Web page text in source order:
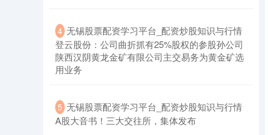
北证50
4 无锡股票配资学习平台_配资炒股知识与行情
登云股份：公司曲折抓有25%股权的参股孙公司
陕西汉阴黄龙金矿有限公司主交易务为黄金矿选
用业务
5 无锡股票配资学习平台_配资炒股知识与行情
A股大音书！三大交往所，集体发布